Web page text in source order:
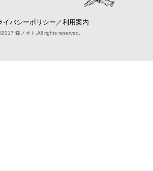
イバシーポリシー／利用案内
森ノオト.All rights reserved.